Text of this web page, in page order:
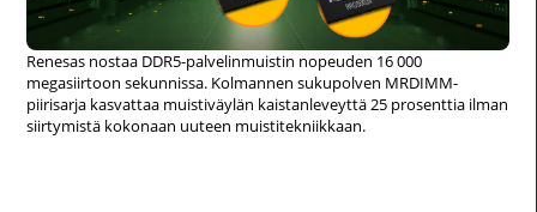
Renesas nostaa DDR5-palvelinmuistin nopeuden 16 000
megasiirtoon sekunnissa. Kolmannen sukupolven MRDIMM-
piirisarja kasvattaa muistiväylän kaistanleveyttä 25 prosenttia ilman
siirtymistä kokonaan uuteen muistitekniikkaan.